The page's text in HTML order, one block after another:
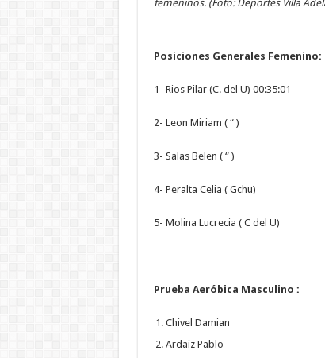
femeninos. (Foto: Deportes Villa
Posiciones Generales Femenino:
1- Rios Pilar (C. del U) 00:35:01
2- Leon Miriam ( “ )
3- Salas Belen ( “ )
4- Peralta Celia ( Gchu)
5- Molina Lucrecia ( C del U)
Prueba Aeróbica Masculino :
Chivel Damian
Ardaiz Pablo